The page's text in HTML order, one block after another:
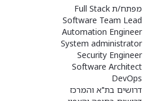
מפתח/ת Full Stack
Software Team Lead
Automation Engineer
System administrator
Security Engineer
Software Architect
DevOps
דרושים בת"א והמרכז